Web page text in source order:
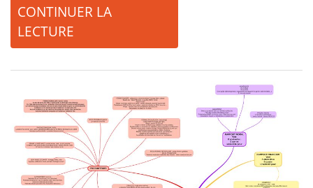
CONTINUER LA
LECTURE